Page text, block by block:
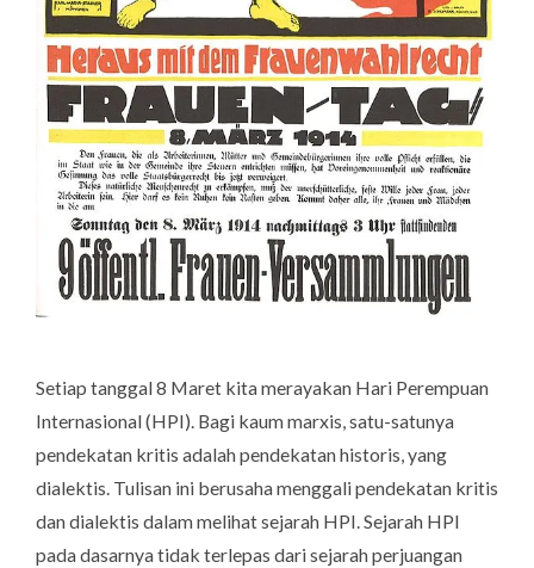
Setiap tanggal 8 Maret kita merayakan Hari Perempuan
Internasional (HPI). Bagi kaum marxis, satu-satunya
pendekatan kritis adalah pendekatan historis, yang
dialektis. Tulisan ini berusaha menggali pendekatan kritis
dan dialektis dalam melihat sejarah HPI. Sejarah HPI
pada dasarnya tidak terlepas dari sejarah perjuangan